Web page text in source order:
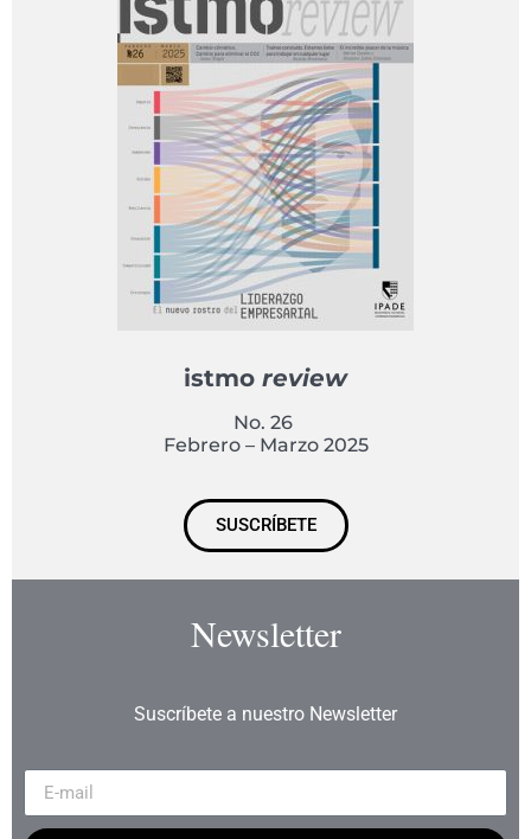
istmo review
No. 26
Febrero – Marzo 2025
SUSCRÍBETE
Newsletter
Suscríbete a nuestro Newsletter